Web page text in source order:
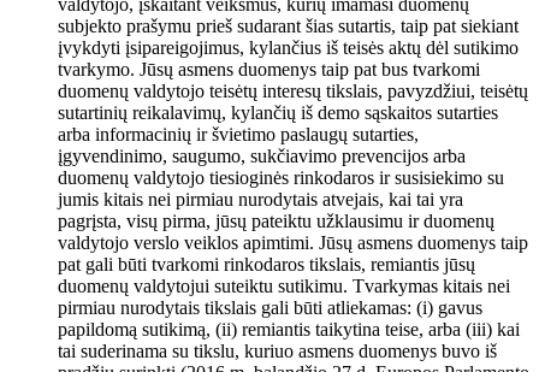
valdytojo, įskaitant veiksmus, kurių imamasi duomenų
subjekto prašymu prieš sudarant šias sutartis, taip pat siekiant
įvykdyti įsipareigojimus, kylančius iš teisės aktų dėl sutikimo
tvarkymo. Jūsų asmens duomenys taip pat bus tvarkomi
duomenų valdytojo teisėtų interesų tikslais, pavyzdžiui, teisėtų
sutartinių reikalavimų, kylančių iš demo sąskaitos sutarties
arba informacinių ir švietimo paslaugų sutarties,
įgyvendinimo, saugumo, sukčiavimo prevencijos arba
duomenų valdytojo tiesioginės rinkodaros ir susisiekimo su
jumis kitais nei pirmiau nurodytais atvejais, kai tai yra
pagrįsta, visų pirma, jūsų pateiktu užklausimu ir duomenų
valdytojo verslo veiklos apimtimi. Jūsų asmens duomenys taip
pat gali būti tvarkomi rinkodaros tikslais, remiantis jūsų
duomenų valdytojui suteiktu sutikimu. Tvarkymas kitais nei
pirmiau nurodytais tikslais gali būti atliekamas: (i) gavus
papildomą sutikimą, (ii) remiantis taikytina teise, arba (iii) kai
tai suderinama su tikslu, kuriuo asmens duomenys buvo iš